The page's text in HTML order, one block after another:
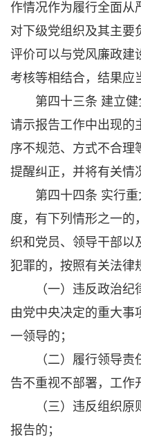
作情况作为履行全面从
对下级党组织及其主要
评价可以与党风廉政建
考核等相结合，结果应
第四十三条 建立健
请示报告工作中出现的
序不规范、方式不合理
提醒纠正，并将有关情
第四十四条 实行重
度，有下列情形之一的
织和党员、领导干部以
犯罪的，按照有关法律
（一）违反政治纪
由党中央决定的重大事
一领导的；
（二）履行领导责
告不重视不部署，工作
（三）违反组织原
报告的；